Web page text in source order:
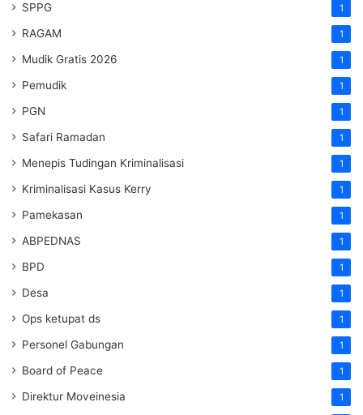
SPPG 1
RAGAM 1
Mudik Gratis 2026 1
Pemudik 1
PGN 1
Safari Ramadan 1
Menepis Tudingan Kriminalisasi 1
Kriminalisasi Kasus Kerry 1
Pamekasan 1
ABPEDNAS 1
BPD 1
Desa 1
Ops ketupat ds 1
Personel Gabungan 1
Board of Peace 1
Direktur Moveinesia 1